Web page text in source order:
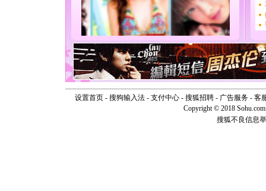
你太多
要平安
[圣诞节]
能正大
天都要快
[圣诞节]
如意,快
[元旦]看
你是我专
[元旦] 如
起；二是
设置首页- 搜狗输入法- 支付中心- 搜狐招聘- 广告服务- 客
Copyright © 2018
搜狐不良信息